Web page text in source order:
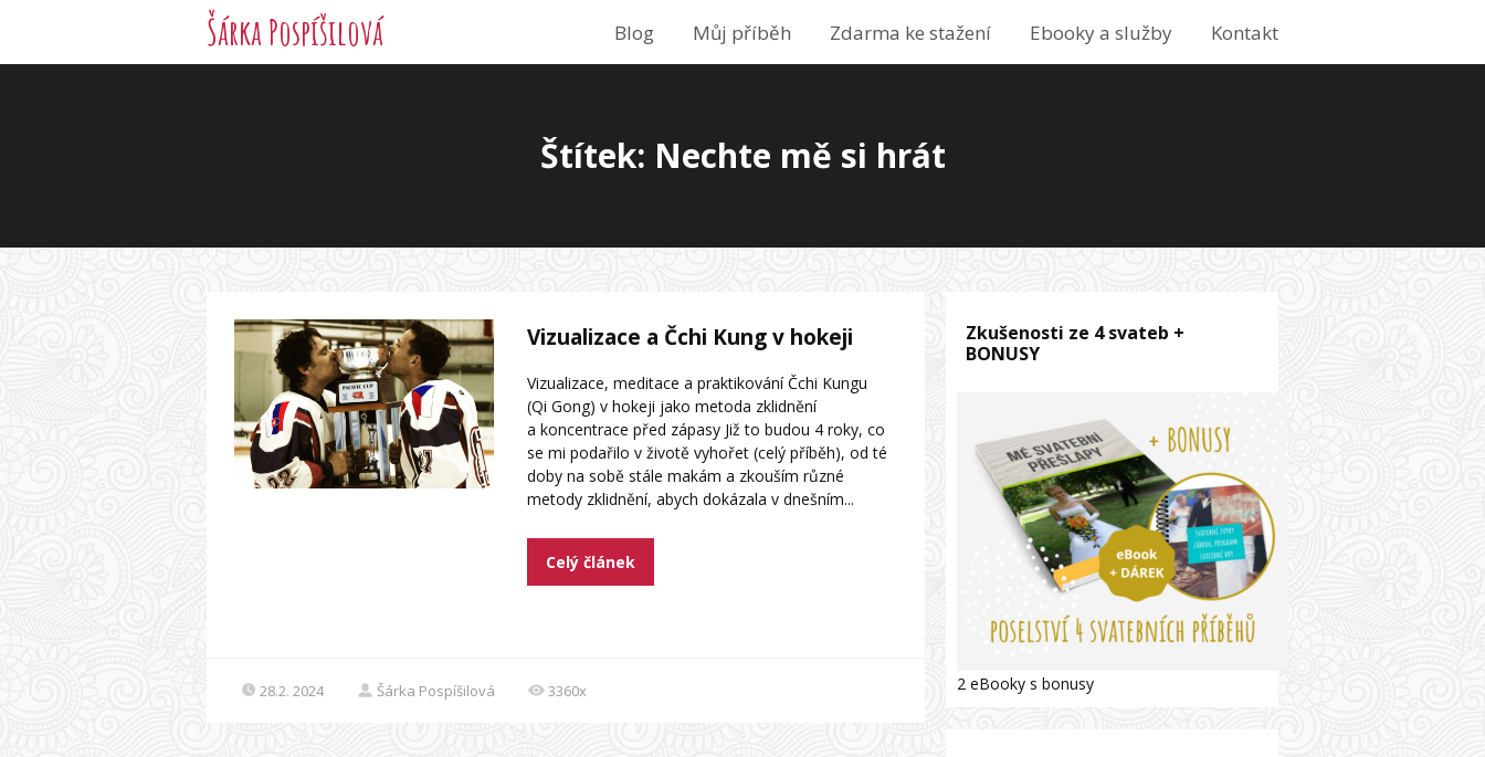
Šárka Pospíšilová Blog Můj příběh Zdarma ke stažení Ebooky a služby Kontakt
Štítek: Nechte mě si hrát
Vizualizace a Čchi Kung v hokeji
Vizualizace, meditace a praktikování Čchi Kungu
(Qi Gong) v hokeji jako metoda zklidnění
a koncentrace před zápasy Již to budou 4 roky, co
se mi podařilo v životě vyhořet (celý příběh), od té
doby na sobě stále makám a zkouším různé
metody zklidnění, abych dokázala v dnešním...
Celý článek
28.2. 2024 Šárka Pospíšilová 3360x
Zkušenosti ze 4 svateb +
BONUSY
2 eBooky s bonusy